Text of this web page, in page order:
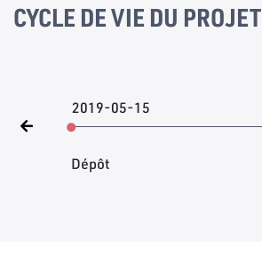
CYCLE DE VIE DU PROJET
2019-05-15
Dépôt